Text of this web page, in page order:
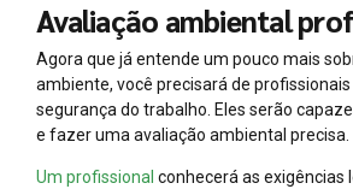
Avaliação ambiental
Agora que já entende um pouco mais
ambiente, você precisará de profissionais
segurança do trabalho. Eles serão
e fazer uma avaliação ambiental precisa.
Um profissional conhecerá as exigências